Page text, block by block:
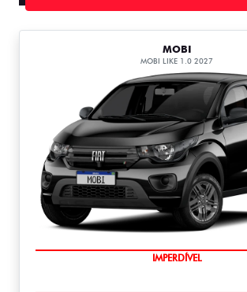
MOBI
MOBI LIKE 1.0 2027
IMPERDÍVEL